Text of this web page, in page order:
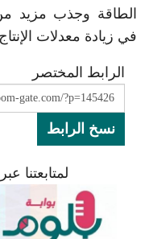
الطاقة وجذب مزيد من
في زيادة معدلات
الرابط المختصر
نسخ الرابط
لمتابعتنا